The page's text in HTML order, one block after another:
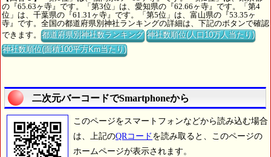
の『65.63ヶ寺』です。「第3位」は、愛知県の『62.66ヶ寺』です。「第4
位」は、千葉県の『61.31ヶ寺』です。「第5位」は、富山県の『53.35ヶ
寺』です。全国の都道府県別神社ランキングの詳細は、下記のボタンで確認
できます。都道府県別神社数ランキング 神社数順位(人口10万人当たり)
神社数順位(面積100平方Km当たり)
二次元バーコードでSmartphoneから
このページをスマートフォンなどから読み込む場合
は、上記のQRコード を読み取ると、このページの
ホームページが表示されます。